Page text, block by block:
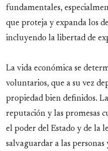
fundamentales,
que proteja y expanda los
incluyendo la libertad de
La vida económica se
voluntarios, que a su vez
propiedad bien definidos.
reputación y las promesas
el poder del Estado y de la
salvaguardar a las